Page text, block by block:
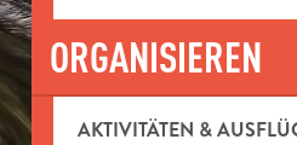
ORGANISIEREN
AKTIVITÄTEN &